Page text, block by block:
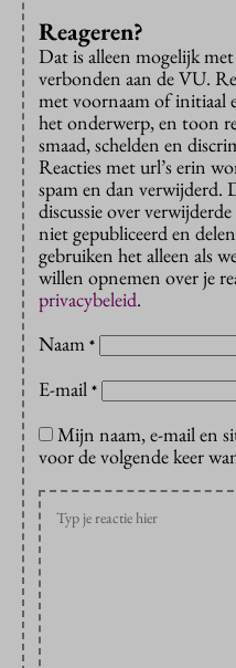
Reageren?
Dat is alleen mogelijk
verbonden aan de VU.
met voornaam of initiaal
het onderwerp, en toon
smaad, schelden en
Reacties met url’s erin
spam en dan verwijderd.
discussie over
niet gepubliceerd en
gebruiken het alleen als
willen opnemen over je
privacybeleid.
Naam *
E-mail *
Mijn naam, e-mail en
voor de volgende keer